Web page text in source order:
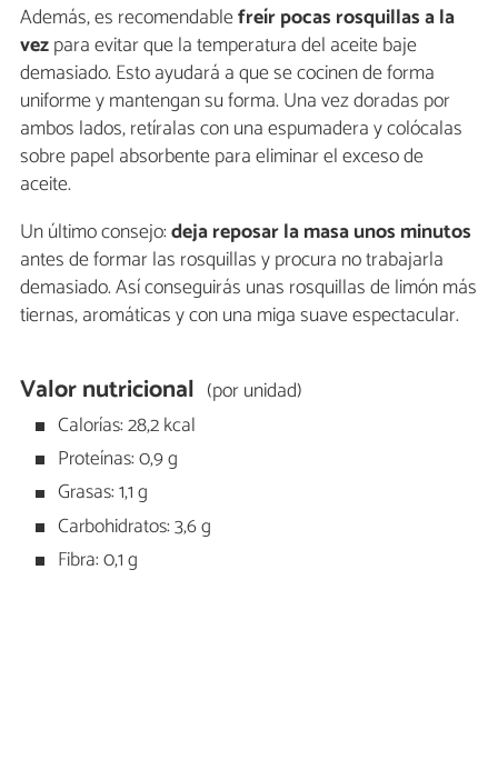
Además, es recomendablefreír pocas rosquillas a la
vezpara evitar que la temperatura del aceite baje
demasiado. Esto ayudará a que se cocinen de forma
uniforme y mantengan su forma. Una vez doradas por
ambos lados, retíralas con una espumadera y colócalas
sobre papel absorbente para eliminar el exceso de
aceite.
Un último consejo:deja reposar la masa unos minutos
antes de formar las rosquillas y procura no trabajarla
demasiado. Así conseguirás unas rosquillas de limón más
tiernas, aromáticas y con una miga suave espectacular.
Valor nutricional (por unidad)
Calorías: 28,2 kcal
Proteínas: 0,9 g
Grasas: 1,1 g
Carbohidratos: 3,6 g
Fibra: 0,1 g